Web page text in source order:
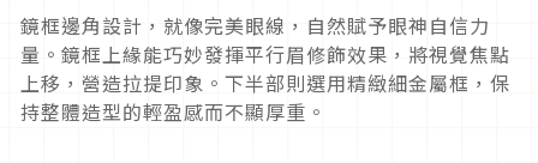
鏡框邊角設計，就像完美眼線，自然賦予眼神自信力
量。鏡框上緣能巧妙發揮平行眉修飾效果，將視覺焦點
上移，營造拉提印象。下半部則選用精緻細金屬框，保
持整體造型的輕盈感而不顯厚重。